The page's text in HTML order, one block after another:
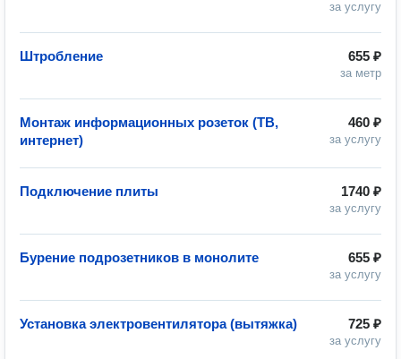
за услугу
655 ₽
за метр
Штробление
460 ₽
за услугу
Монтаж информационных розеток (ТВ,
интернет)
1740 ₽
за услугу
Подключение плиты
655 ₽
за услугу
Бурение подрозетников в монолите
725 ₽
за услугу
Установка электровентилятора (вытяжка)